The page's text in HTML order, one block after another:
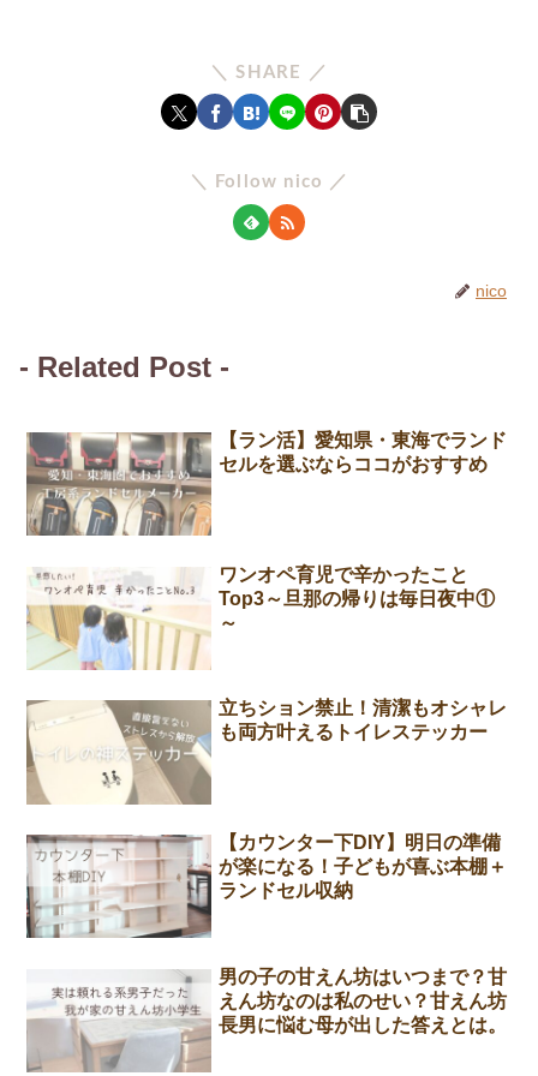
＼ SHARE ／
＼ Follow nico ／
nico
- Related Post -
【ラン活】愛知県・東海でランド
セルを選ぶならココがおすすめ
ワンオペ育児で辛かったこと
Top3～旦那の帰りは毎日夜中①
～
立ちション禁止！清潔もオシャレ
も両方叶えるトイレステッカー
【カウンター下DIY】明日の準備
が楽になる！子どもが喜ぶ本棚＋
ランドセル収納
男の子の甘えん坊はいつまで？甘
えん坊なのは私のせい？甘えん坊
長男に悩む母が出した答えとは。